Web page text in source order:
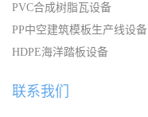
PVC合成树脂瓦设备
PP中空建筑模板生产线设备
HDPE海洋踏板设备
联系我们